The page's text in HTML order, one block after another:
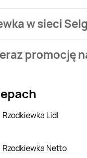
w sieci
promocję
Rzodkiewka Lidl
Rzodkiewka Netto